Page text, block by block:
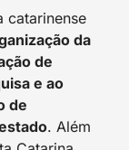
catarinense
da
de
e ao
de
. Além